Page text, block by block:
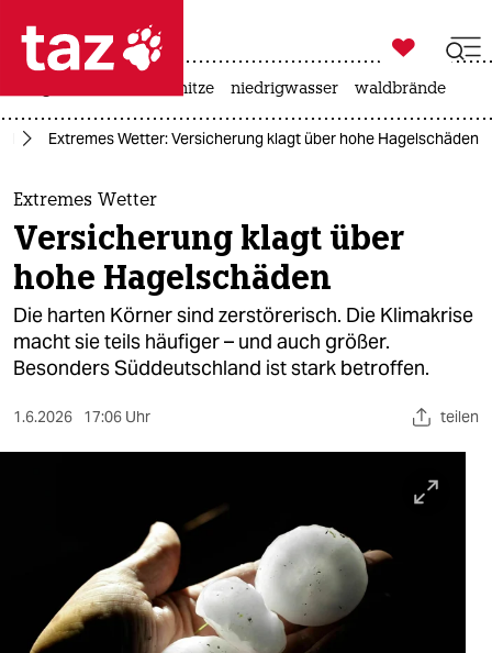
 taz zahl ich
taz zahl ich
themen
politik
öko
gesellschaft
sport
wahrheit
verlag

taz zahl ich
hitze niedrigwasser waldbrände
Extremes Wetter: Versicherung klagt über hohe Hagelschäden
Extremes Wetter
Versicherung klagt über
hohe Hagelschäden
Die harten Körner sind zerstörerisch. Die Klimakrise
macht sie teils häufiger – und auch größer.
Besonders Süddeutschland ist stark betroffen.
1.6.2026 17:06 Uhr teilen